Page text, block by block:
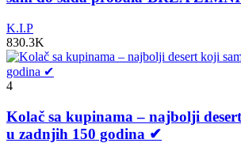
K.I.P
830.3K
4
Kolač sa kupinama – najbolji
u zadnjih 150 godina ✔